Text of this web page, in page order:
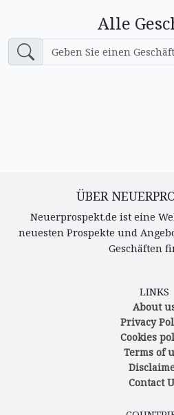
Alle
ÜBER
Neuerprospekt.de ist eine
neuesten Prospekte und
Geschäften
LINKS
About
Privacy
Cookies
Terms of
Contact